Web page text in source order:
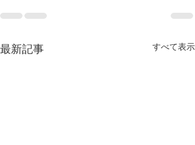
最新記事 すべて表示